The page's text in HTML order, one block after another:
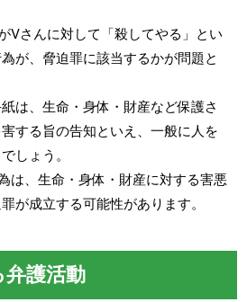
Vさんに対して「殺してやる」とい
が、脅迫罪に該当するかが問題と
は、生命・身体・財産など保護さ
する旨の告知といえ、一般に人を
しょう。
は、生命・身体・財産に対する害悪
が成立する可能性があります。
護活動